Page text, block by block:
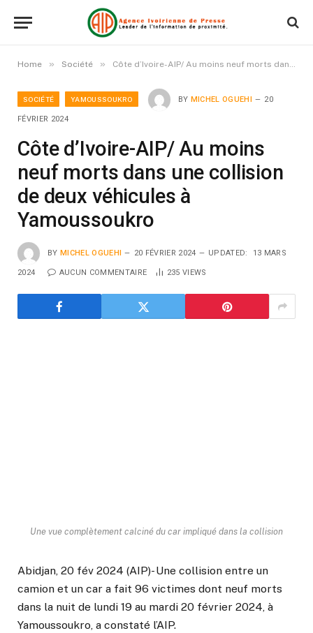
Home » Société » Côte d’Ivoire-AIP/ Au moins neuf morts dans une collision de deux véhicules à Yamoussoukro
SOCIÉTÉ YAMOUSSOUKRO BY MICHEL OGUEHI 20
FÉVRIER 2024
Côte d’Ivoire-AIP/ Au moins
neuf morts dans une collision
de deux véhicules à
Yamoussoukro
BY MICHEL OGUEHI 20 FÉVRIER 2024 UPDATED: 13 MARS
2024 AUCUN COMMENTAIRE 235 VIEWS
Une vue complètement calciné du car impliqué dans la collision
Abidjan, 20 fév 2024 (AIP)- Une collision entre un
camion et un car a fait 96 victimes dont neuf morts
dans la nuit de lundi 19 au mardi 20 février 2024, à
Yamoussoukro, a constaté l’AIP.